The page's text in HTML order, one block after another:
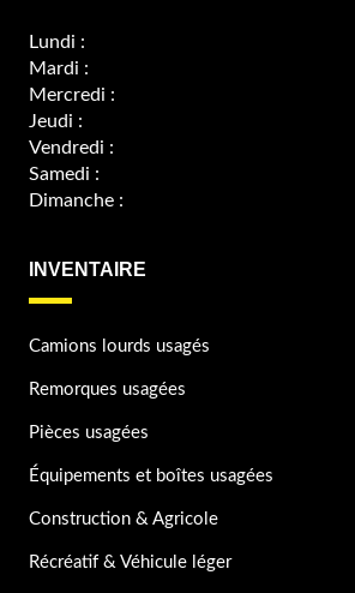
Lundi :
Mardi :
Mercredi :
Jeudi :
Vendredi :
Samedi :
Dimanche :
INVENTAIRE
Camions lourds usagés
Remorques usagées
Pièces usagées
Équipements et boîtes usagées
Construction & Agricole
Récréatif & Véhicule léger